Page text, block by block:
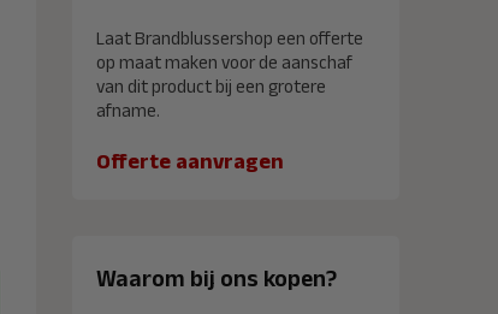
Laat Brandblussershop een offerte
op maat maken voor de aanschaf
van dit product bij een grotere
afname.
Offerte aanvragen
Waarom bij ons kopen?